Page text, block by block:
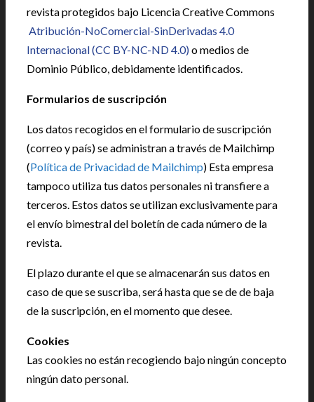
revista protegidos bajo Licencia Creative Commons
Atribución-NoComercial-SinDerivadas 4.0
Internacional(CC BY-NC-ND 4.0) o medios de
Dominio Público, debidamente identificados.
Formularios de suscripción
Los datos recogidos en el formulario de suscripción
(correo y país) se administran a través de Mailchimp
(Política de Privacidad de Mailchimp) Esta empresa
tampoco utiliza tus datos personales ni transfiere a
terceros. Estos datos se utilizan exclusivamente para
el envío bimestral del boletín de cada número de la
revista.
El plazo durante el que se almacenarán sus datos en
caso de que se suscriba, será hasta que se de de baja
de la suscripción, en el momento que desee.
Cookies
Las cookies no están recogiendo bajo ningún concepto
ningún dato personal.